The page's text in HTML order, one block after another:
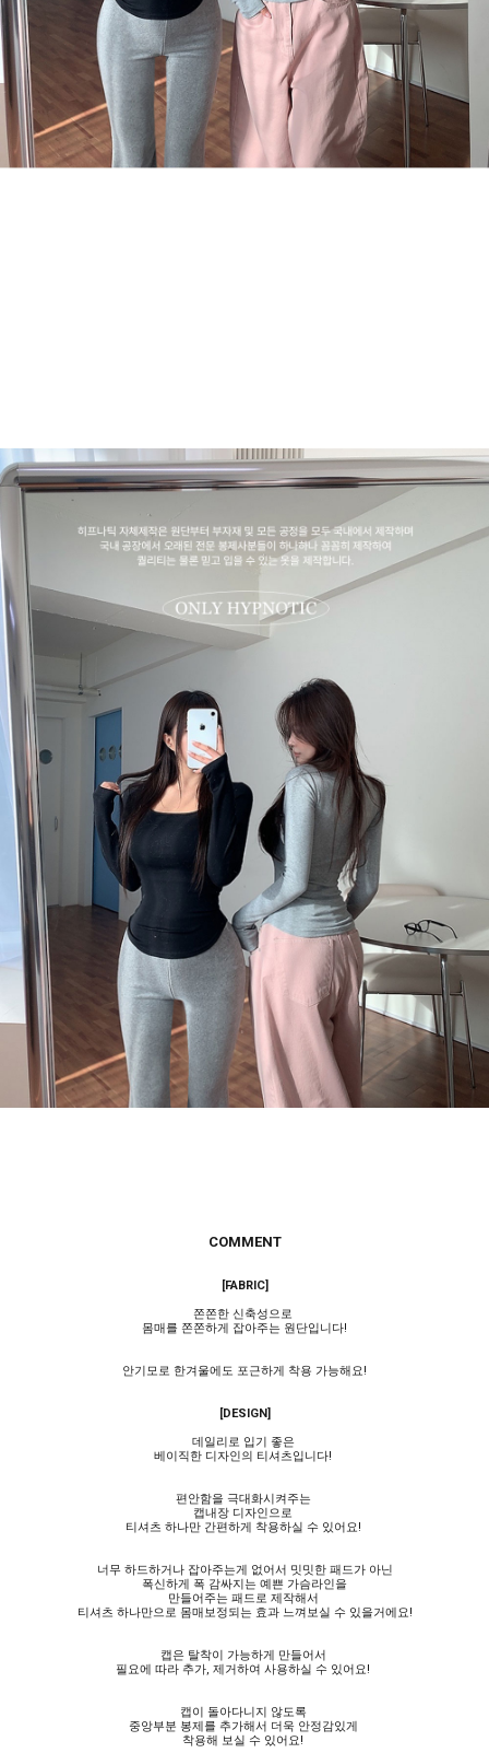
COMMENT
[FABRIC]
쫀쫀한 신축성으로
몸매를 쫀쫀하게 잡아주는 원단입니다!
안기모로 한겨울에도 포근하게 착용 가능해요!
[DESIGN]
데일리로 입기 좋은
베이직한 디자인의 티셔츠입니다!
편안함을 극대화시켜주는
캡내장 디자인으로
티셔츠 하나만 간편하게 착용하실 수 있어요!
너무 하드하거나 잡아주는게 없어서 밋밋한 패드가 아닌
폭신하게 폭 감싸지는 예쁜 가슴라인을
만들어주는 패드로 제작해서
티셔츠 하나만으로 몸매보정되는 효과 느껴보실 수 있을거에요!
캡은 탈착이 가능하게 만들어서
필요에 따라 추가, 제거하여 사용하실 수 있어요!
캡이 돌아다니지 않도록
중앙부분 봉제를 추가해서 더욱 안정감있게
착용해 보실 수 있어요!